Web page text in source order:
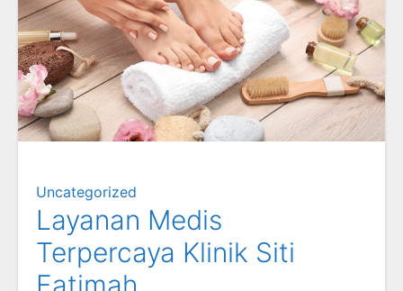
Uncategorized
Layanan Medis
Terpercaya Klinik Siti